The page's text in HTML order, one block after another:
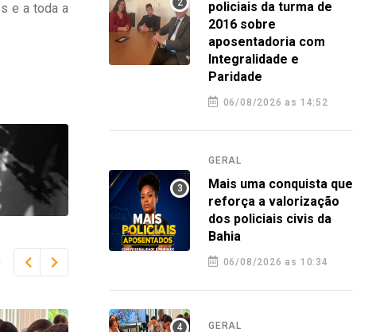
e a toda a
policiais da turma de
2016 sobre
aposentadoria com
Integralidade e
Paridade
06/08/2026 as 14:52
GERAL
Mais uma conquista que
reforça a valorização
dos policiais civis da
Bahia
06/08/2026 as 10:34
GERAL